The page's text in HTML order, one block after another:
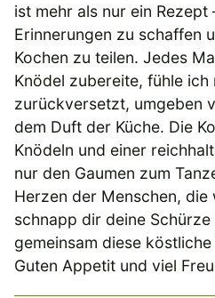
ist mehr als nur ein Rezept
Erinnerungen zu schaffen
Kochen zu teilen. Jedes
Knödel zubereite, fühle ich
zurückversetzt, umgeben
dem Duft der Küche. Die
Knödeln und einer
nur den Gaumen zum
Herzen der Menschen, die
schnapp dir deine Schürze
gemeinsam diese
Guten Appetit und viel